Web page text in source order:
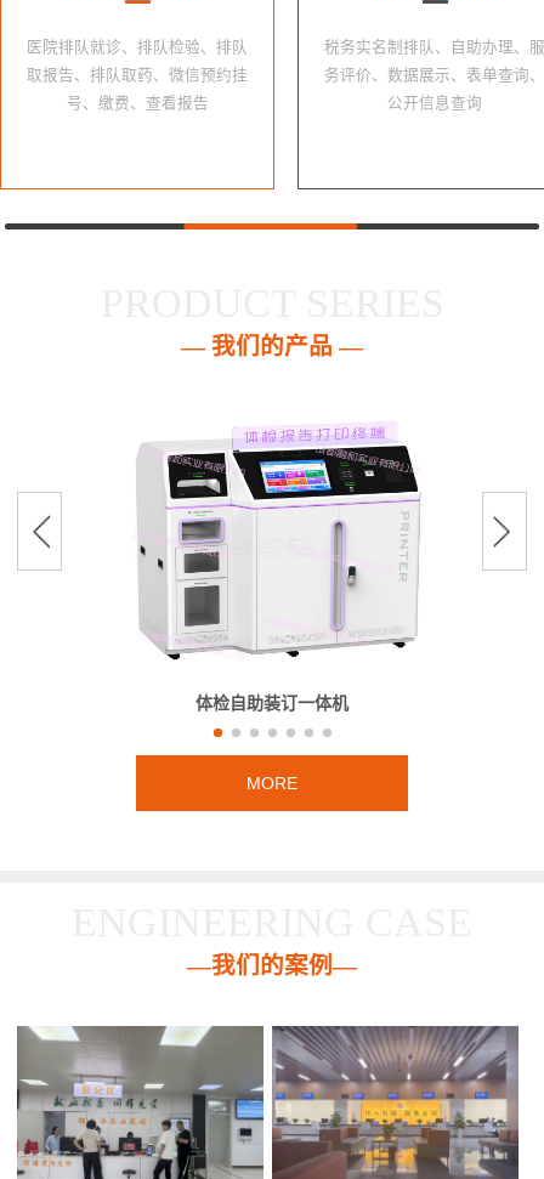
医院排队就诊、排队检验、排队
取报告、排队取药、微信预约挂
号、缴费、查看报告
税务实名制排队、自助办理、服
务评价、数据展示、表单查询、
公开信息查询
— 我们的产品 —
体检自助装订一体机
MORE
—我们的案例—